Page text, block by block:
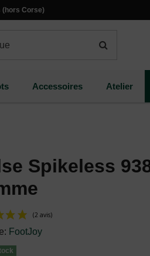
(hors Corse)
Accessoires Atelier
Spikeless
FootJoy